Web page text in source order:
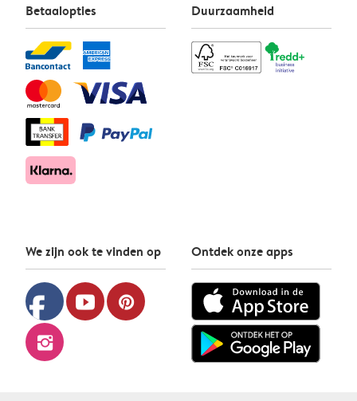
Betaalopties Duurzaamheid
We zijn ook te vinden op
facebook youtube pinterest
instagram
Ontdek onze apps